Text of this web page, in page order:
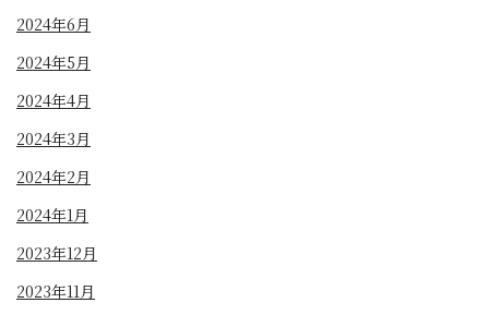
2024年6月
2024年5月
2024年4月
2024年3月
2024年2月
2024年1月
2023年12月
2023年11月